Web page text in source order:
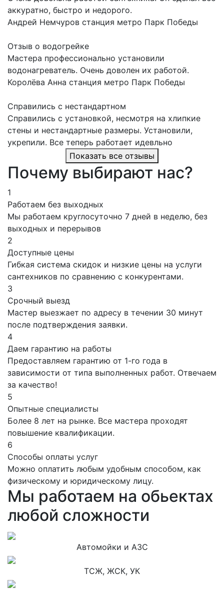
аккуратно, быстро и недорого.
Андрей Немчуров станция метро Парк Победы
Отзыв о водогрейке
Мастера профессионально установили
водонагреватель. Очень доволен их работой.
Королёва Анна станция метро Парк Победы
Справились с нестандартном
Справились с установкой, несмотря на хлипкие
стены и нестандартные размеры. Установили,
укрепили. Все теперь работает идевльно
Показать все отзывы
Почему выбирают нас?
1
Работаем без выходных
Мы работаем круглосуточно 7 дней в неделю, без
выходных и перерывов
2
Доступные цены
Гибкая система скидок и низкие цены на услуги
сантехников по сравнению с конкурентами.
3
Срочный выезд
Мастер выезжает по адресу в течении 30 минут
после подтверждения заявки.
4
Даем гарантию на работы
Предоставляем гарантию от 1-го года в
зависимости от типа выполненных работ. Отвечаем
за качество!
5
Опытные специалисты
Более 8 лет на рынке. Все мастера проходят
повышение квалификации.
6
Способы оплаты услуг
Можно оплатить любым удобным способом, как
физическому и юридическому лицу.
Мы работаем на обьектах
любой сложности
Автомойки и АЗС
ТСЖ, ЖСК, УК